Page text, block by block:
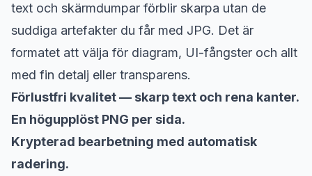
text och skärmdumpar förblir skarpa utan de
suddiga artefakter du får med JPG. Det är
formatet att välja för diagram, UI-fångster och allt
med fin detalj eller transparens.
Förlustfri kvalitet — skarp text och rena kanter.
En högupplöst PNG per sida.
Krypterad bearbetning med automatisk
radering.